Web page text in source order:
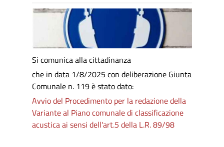
Si comunica alla cittadinanza
che in data 1/8/2025 con deliberazione Giunta
Comunale n. 119 è stato dato:
Avvio del Procedimento per la redazione della
Variante al Piano comunale di classificazione
acustica ai sensi dell'art.5 della L.R. 89/98